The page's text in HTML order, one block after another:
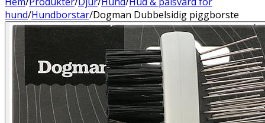
hund/Hundborstar/Dogman Dubbelsidig piggborste